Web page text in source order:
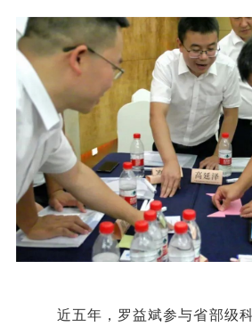
近五年，罗益斌参与省部级